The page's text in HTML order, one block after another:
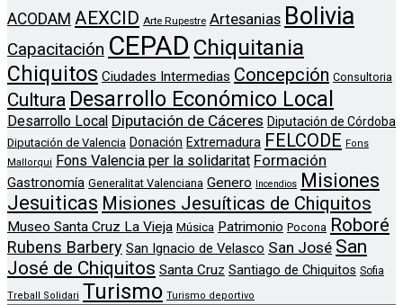
ACODAM AEXCID Arte Rupestre Artesanias Bolivia
Capacitación CEPAD Chiquitania
Chiquitos Ciudades Intermedias Concepción Consultoria
Cultura Desarrollo Económico Local
Desarrollo Local Diputación de Cáceres Diputación de Córdoba
Diputación de Valencia Donación Extremadura FELCODE Fons
Mallorqui Fons Valencia per la solidaritat Formación
Gastronomía Generalitat Valenciana Genero Incendios Misiones
Jesuiticas Misiones Jesuíticas de Chiquitos
Museo Santa Cruz La Vieja Música Patrimonio Pocona Roboré
Rubens Barbery San Ignacio de Velasco San José San
José de Chiquitos Santa Cruz Santiago de Chiquitos Sofia
Treball Solidari Turismo Turismo deportivo